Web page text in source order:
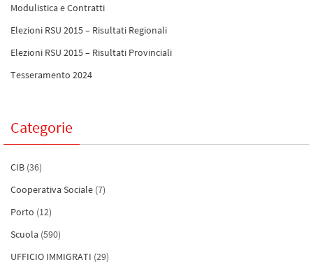
Modulistica e Contratti
Elezioni RSU 2015 – Risultati Regionali
Elezioni RSU 2015 – Risultati Provinciali
Tesseramento 2024
Categorie
CIB (36)
Cooperativa Sociale (7)
Porto (12)
Scuola (590)
UFFICIO IMMIGRATI (29)